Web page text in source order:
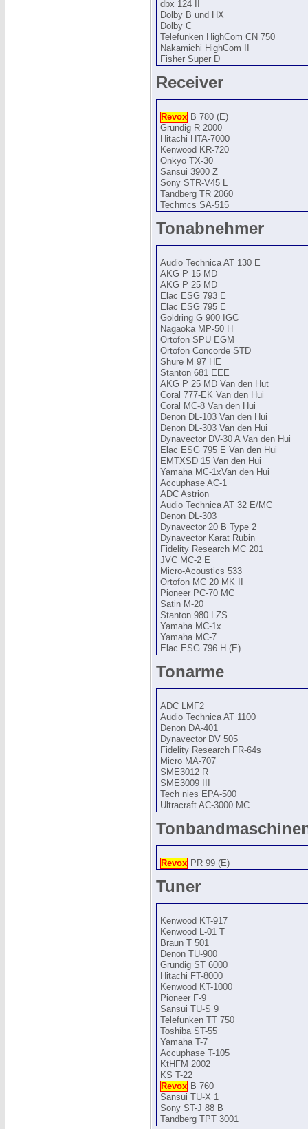
dbx 124 II
Dolby B und HX
Dolby C
Telefunken HighCom CN 750
Nakamichi HighCom II
Fisher Super D
Receiver
Revox B 780 (E)
Grundig R 2000
Hitachi HTA-7000
Kenwood KR-720
Onkyo TX-30
Sansui 3900 Z
Sony STR-V45 L
Tandberg TR 2060
Techmcs SA-515
Tonabnehmer
Audio Technica AT 130 E
AKG P 15 MD
AKG P 25 MD
Elac ESG 793 E
Elac ESG 795 E
Goldring G 900 IGC
Nagaoka MP-50 H
Ortofon SPU EGM
Ortofon Concorde STD
Shure M 97 HE
Stanton 681 EEE
AKG P 25 MD Van den Hut
Coral 777-EK Van den Hui
Coral MC-8 Van den Hui
Denon DL-103 Van den Hui
Denon DL-303 Van den Hui
Dynavector DV-30 A Van den Hui
Elac ESG 795 E Van den Hui
EMTXSD 15 Van den Hui
Yamaha MC-1xVan den Hui
Accuphase AC-1
ADC Astrion
Audio Technica AT 32 E/MC
Denon DL-303
Dynavector 20 B Type 2
Dynavector Karat Rubin
Fidelity Research MC 201
JVC MC-2 E
Micro-Acoustics 533
Ortofon MC 20 MK II
Pioneer PC-70 MC
Satin M-20
Stanton 980 LZS
Yamaha MC-1x
Yamaha MC-7
Elac ESG 796 H (E)
Tonarme
ADC LMF2
Audio Technica AT 1100
Denon DA-401
Dynavector DV 505
Fidelity Research FR-64s
Micro MA-707
SME3012 R
SME3009 III
Tech nies EPA-500
Ultracraft AC-3000 MC
Revox PR 99 (E)
Tuner
Kenwood KT-917
Kenwood L-01 T
Braun T 501
Denon TU-900
Grundig ST 6000
Hitachi FT-8000
Kenwood KT-1000
Pioneer F-9
Sansui TU-S 9
Telefunken TT 750
Toshiba ST-55
Yamaha T-7
Accuphase T-105
KtHFM 2002
KS T-22
Revox B 760
Sansui TU-X 1
Sony ST-J 88 B
Tandberg TPT 3001